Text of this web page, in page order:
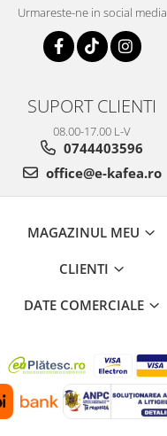
Urmareste-ne in social media
SUPORT CLIENTI
08.00-17.00 L-V
0744403596
office@e-kafea.ro
MAGAZINUL MEU
CLIENTI
DATE COMERCIALE